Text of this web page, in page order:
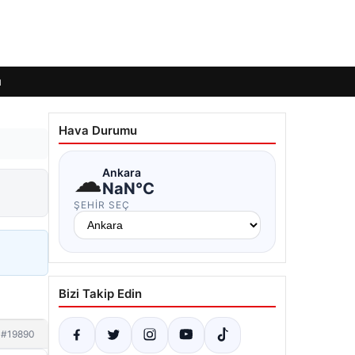
#19890
Hava Durumu
☁Ankara
NaN°C
ŞEHIR SEÇ
Bizi Takip Edin